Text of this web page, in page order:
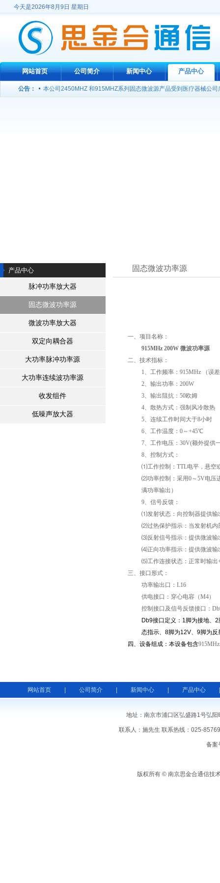
今天是2026年8月9日 星期日
网站首页 公司简介 新闻中心 产品中心
公告：
宽带功率放大器定向开发，欢迎洽谈合作！
本公司2450MHZ 和915MHZ系列固态微波源产品受到医疗器械公司
我公司成功研制出L波段1KW连续波功放
我公司推出高性价比工业用微波功率源
公司网站开通，欢迎光临！
产品中心
脉冲功率放大器
固态微波功率源
微波功率放大器
双定向耦合器
大功率脉冲功率源
大功率连续波功率源
收发组件
低噪声放大器
固态微波功率源
一、项目名称：
915MHz 200W 微波功率源
二、技术指标：
1、工作频率： 915MHz
（误
2、输出功率： 200W
3、输出阻抗： 50欧姆
4、散热方式：强制风冷散热
5、连续工作时间大于8小时
6、工作温度： 0～+45℃
7、工作电压： 30V(额外提供
8、控制方式：
⑴工作控制： TTL电平，悬空
⑵功率控制：采用0～5V电压
满功率输出）
9、信号反馈：
⑴发射状态：向控制器提供输
⑵过热保护指示：当发射机内
⑶反射信号指示：提供微波输
⑷正向功率指示：提供微波输
⑸工作连接状态：正常时输出
三、接口形式：
功率输出口： L16
供电接口：穿心电容（M4）
控制接口及信号反馈接口：
Db9接口定义： 1 脚为接地、 2
态指示、 8脚为12V、 9脚为
四、设备组成：本设备包含
网站首页 公司简介 新闻中心 产品中心
地址：南京市浦口区弘盛路1号弘
联系人：施先生 联系热线：025-
备案
版权所有 © 南京思金合通信技